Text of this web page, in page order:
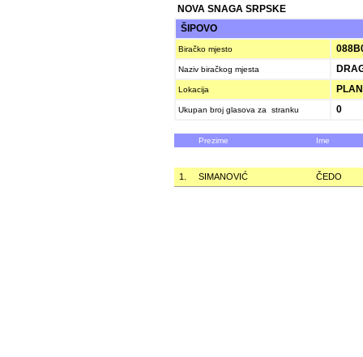
NOVA SNAGA SRPSKE
ŠIPOVO
Biračko mjesto
Naziv biračkog mjesta
Lokacija
Ukupan broj glasova za stranku 0
Prezime Ime
1. SIMANOVIĆ ČEDO